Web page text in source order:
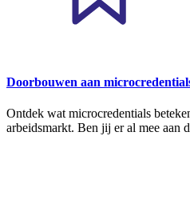
Doorbouwen aan
Ontdek wat microcredentials
arbeidsmarkt. Ben jij er al mee aan